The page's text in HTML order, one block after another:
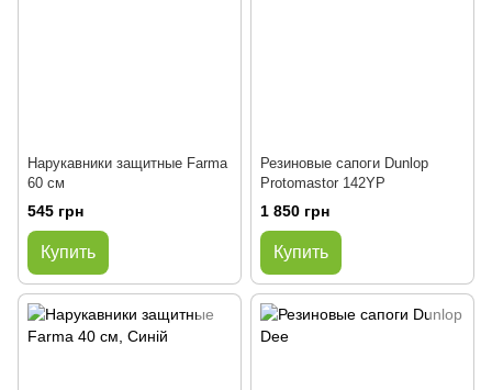
Нарукавники защитные Farma
60 см
545 грн
Купить
Резиновые сапоги Dunlop
Protomastоr 142YP
1 850 грн
Купить